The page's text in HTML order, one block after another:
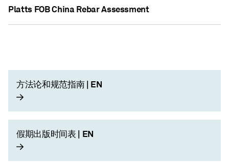
Platts FOB China Rebar Assessment
方法论和规范指南 | EN
假期出版时间表 | EN